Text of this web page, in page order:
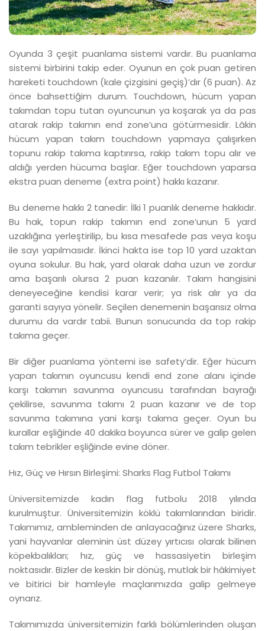
Oyunda 3 çeşit puanlama sistemi vardır. Bu puanlama
sistemi birbirini takip eder. Oyunun en çok puan getiren
hareketi touchdown (kale çizgisini geçiş)’dır (6 puan). Az
önce bahsettiğim durum. Touchdown, hücum yapan
takımdan topu tutan oyuncunun ya koşarak ya da pas
atarak rakip takımın end zone’una götürmesidir. Lâkin
hücum yapan takım touchdown yapmaya çalışırken
topunu rakip takıma kaptırırsa, rakip takım topu alır ve
aldığı yerden hücuma başlar. Eğer touchdown yaparsa
ekstra puan deneme (extra point) hakkı kazanır.
Bu deneme hakkı 2 tanedir: İlki 1 puanlık deneme hakkıdır.
Bu hak, topun rakip takımın end zone’unun 5 yard
uzaklığına yerleştirilip, bu kısa mesafede pas veya koşu
ile sayı yapılmasıdır. İkinci hakta ise top 10 yard uzaktan
oyuna sokulur. Bu hak, yard olarak daha uzun ve zordur
ama başarılı olursa 2 puan kazanılır. Takım hangisini
deneyeceğine kendisi karar verir; ya risk alır ya da
garanti sayıya yönelir. Seçilen denemenin başarısız olma
durumu da vardır tabii. Bunun sonucunda da top rakip
takıma geçer.
Bir diğer puanlama yöntemi ise safety’dir. Eğer hücum
yapan takımın oyuncusu kendi end zone alanı içinde
karşı takımın savunma oyuncusu tarafından bayrağı
çekilirse, savunma takımı 2 puan kazanır ve de top
savunma takımına yani karşı takıma geçer. Oyun bu
kurallar eşliğinde 40 dakika boyunca sürer ve galip gelen
takım tebrikler eşliğinde evine döner.
Hız, Güç ve Hırsın Birleşimi: Sharks Flag Futbol Takımı
Üniversitemizde kadın flag futbolu 2018 yılında
kurulmuştur. Üniversitemizin köklü takımlarından biridir.
Takımımız, ambleminden de anlayacağınız üzere Sharks,
yani hayvanlar aleminin üst düzey yırtıcısı olarak bilinen
köpekbalıkları; hız, güç ve hassasiyetin birleşim
noktasıdır. Bizler de keskin bir dönüş, mutlak bir hâkimiyet
ve bitirici bir hamleyle maçlarımızda galip gelmeye
oynarız.
Takımımızda üniversitemizin farklı bölümlerinden oluşan